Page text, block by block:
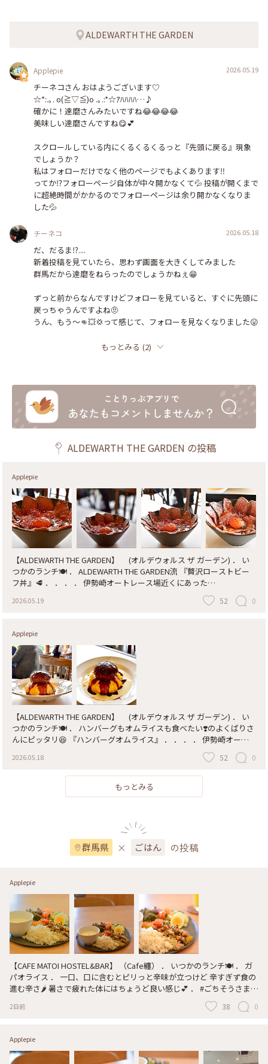
ALDEWARTH THE GARDEN
Applepie 2026.05.19
チーネコさん おはようございます♡
☆*:.｡. o(≧▽≦)o .｡.:*☆ｱﾊﾊﾊﾊ…♪
確かに！達磨さんみたいですね😂😂😂😂
美味しい達磨さんですね😋💕
スクロールしている内にくるくるくるっと『先頭に戻る』現象
でしょうか？
私はフォローだけでなく他のページでもよくあります‼️
ってか⁉︎フォローページ自体が中々開かなくて💦 投稿が開くまで
に超絶時間がかかるのでフォローページは余り開かなくなりま
した💦
チーネコ 2026.05.18
だ、だるま⁉️....
新着投稿を見ていたら、思わず画面を大きくしてみました
群馬だから達磨をねらったのでしょうかねぇ😁
ずっと前からなんですけどフォローを見ていると、すぐに先頭に
戻っちゃうんですよね🤨
うん、もう～👊💥💢って感じて、フォローを見なくなりました😛
もっとみる (2)
ALDEWARTH THE GARDEN の投稿
Applepie
【ALDEWARTH THE GARDEN】 (オルデウォルス ザ ガーデン) ． い
つかのランチ🍽️ ． ALDEWARTH THE GARDEN流 『贅沢ローストビー
フ丼』🥩 ． ． ． ． 伊勢崎オートレース場近くにあった
『ALDEWARTH THE CAFE』(オルデウォルス ザ カフェ)が、 2026年2月
11日華蔵寺公園内（元市民プールがあった辺り）に 『ALDEWARTH
囲気で 自然に溶け込むようなナチュラルな雰囲気の店舗になっていま
す。高い天井と大きなガラス窓から差し込む自然光と自然豊かな水生
植物園や華蔵寺公園の木々が広がる景色が一望できて開放感がありま
す。 ． 新規オープン時の混雑が落ち着いた頃を見計らって訪れまし
た。 ． ． #群馬#伊勢崎#カフェ #ランチ#スイーツ #華蔵寺公園
#ALDEWARTH_THE_GARDEN #オルデウォルスザガーデン #オルデウ
ォルスカフェ ． 《お願い》🙇‍♀️ 頂いたコメントの返信が コメントして
下さった方のお知らせ欄に反映されない事象が発生しています⚠️ 申し
訳ありませんが手動でご確認ください🙇‍♀️🙇‍♀️🙇‍♀️🙇
2026.05.19 52 0
Applepie
【ALDEWARTH THE GARDEN】 (オルデウォルス ザ ガーデン) ． い
つかのランチ🍽️ ． ハンバーグもオムライスも食べたい❣️のよくばりさ
んにピッタリ😆 『ハンバーグオムライス』 ． ． ． ． 伊勢崎オート
レース場近くにあった 『ALDEWARTH THE CAFE』(オルデウォルス ザ
カフェ)が、 2026年2月11日華蔵寺公園内（元市民プールがあった辺
り）に 『ALDEWARTH THE GARDEN』(オルデウォルス ザ ガーデン)と
して移転NEW OPEN! ． 以前の大きな幹線道路沿いのスタイリッシュ
な店舗とはまた違った雰囲気で 自然に溶け込むようなナチュラルな雰
自然光と自然豊かな水生植物園や華蔵寺公園の木々が広がる景色が一
望できて開放感があります。 ． 新規オープン時の混雑が落ち着いた頃
を見計らって訪れました。 ． ． #群馬#伊勢崎#カフェ #ランチ#スイ
ーツ #華蔵寺公園 #ALDEWARTH_THE_GARDEN #オルデウォルスザガ
しています⚠️ 申し訳ありませんが手動でご確認ください🙇‍♀️🙇‍♀️🙇‍♀️🙇‍♀️ ．
2026.05.18 52 0
もっとみる
群馬県 × ごはん の投稿
Applepie
【CAFE MATOI HOSTEL&BAR】 （Cafe纏） ． いつかのランチ🍽️ ． ガ
パオライス ． 一口、口に含むとピリっと辛味が立つけど 辛すぎず食の
進む辛さ🌶️ 暑さで疲れた体にはちょうど良い感じ💕 ． #ごちそうさま
． ． ． ． 昼は、カフェ 夜はBAR そして、 宿泊施設（ホステル）も備
えた複合施設。 ． 幹線道路から少し奥まった所にある隠れ家的立地に
群馬#高崎 だけど#ほぼ前橋 #ラカフェ#ランチ#BAR#ホステル
#CAFE_MATOI_HOSTEL&BAR #ガパオライス
2日前 38 0
Applepie